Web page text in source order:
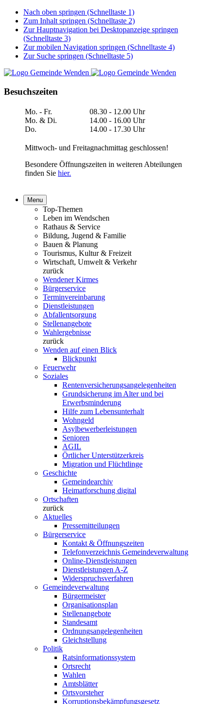
Nach oben springen (Schnelltaste 1)
Zum Inhalt springen (Schnelltaste 2)
Zur Hauptnavigation bei Desktopanzeige springen
(Schnelltaste 3)
Zur mobilen Navigation springen (Schnelltaste 4)
Zur Suche springen (Schnelltaste 5)
Besuchszeiten
Mo. - Fr.
Mo. & Di.
Do.
08.30 - 12.00 Uhr
14.00 - 16.00 Uhr
14.00 - 17.30 Uhr
Mittwoch- und Freitagnachmittag geschlossen!
Besondere Öffnungszeiten in weiteren Abteilungen
finden Sie hier.
Menu
Top-Themen
Leben im Wendschen
Rathaus & Service
Bildung, Jugend & Familie
Bauen & Planung
Tourismus, Kultur & Freizeit
Wirtschaft, Umwelt & Verkehr
zurück
Wendener Kirmes
Bürgerservice
Terminvereinbarung
Dienstleistungen
Abfallentsorgung
Stellenangebote
Wahlergebnisse
zurück
Wenden auf einen Blick
Blickpunkt
Feuerwehr
Soziales
Rentenversicherungsangelegenheiten
Grundsicherung im Alter und bei
Erwerbsminderung
Hilfe zum Lebensunterhalt
Wohngeld
Asylbewerberleistungen
Senioren
AGIL
Örtlicher Unterstützerkreis
Migration und Flüchtlinge
Geschichte
Gemeindearchiv
Heimatforschung digital
Ortschaften
zurück
Aktuelles
Pressemitteilungen
Bürgerservice
Kontakt & Öffnungszeiten
Telefonverzeichnis Gemeindeverwaltung
Online-Dienstleistungen
Dienstleistungen A-Z
Widerspruchsverfahren
Gemeindeverwaltung
Bürgermeister
Organisationsplan
Stellenangebote
Standesamt
Ordnungsangelegenheiten
Gleichstellung
Politik
Ratsinformationssystem
Ortsrecht
Wahlen
Amtsblätter
Ortsvorsteher
Korruptionsbekämpfungsgesetz